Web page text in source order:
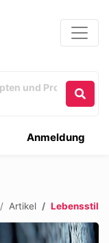
Anmeldung
Artikel Lebensstil